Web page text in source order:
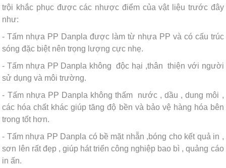
trội khắc phục được các nhược điểm của vật liệu trước đây
như:
- Tấm nhựa PP Danpla được làm từ nhựa PP và có cấu trúc
sóng đặc biệt nên trọng lượng cực nhẹ.
- Tấm nhựa PP Danpla không độc hại ,thân thiện với người
sử dụng và môi trường.
- Tấm nhựa PP Danpla không thấm nước , dầu , dung môi ,
các hóa chất khác giúp tăng độ bền và bảo vệ hàng hóa bên
trong tốt hơn.
- Tấm nhựa PP Danpla có bề mặt nhẵn ,bóng cho kết quả in ,
sơn lên rất đẹp , giúp hát triển công nghiệp bao bì , quảng cáo
in ấn.